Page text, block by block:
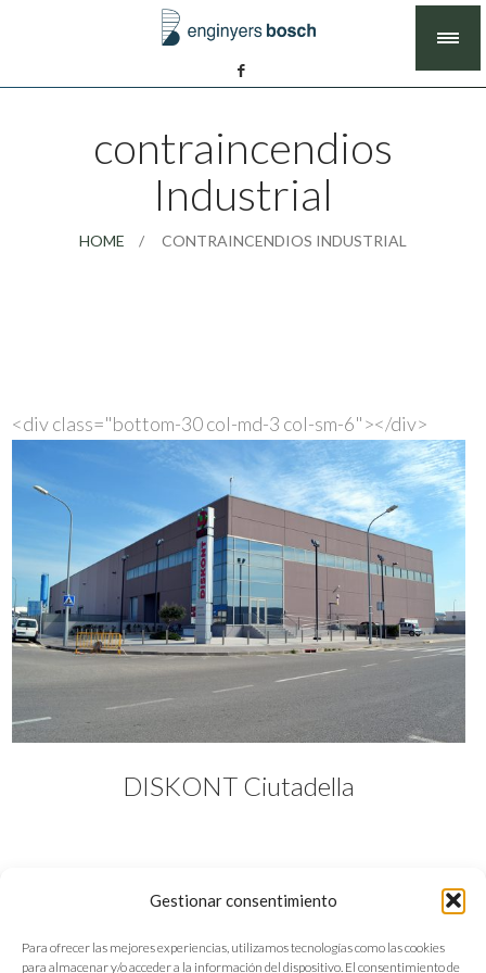
Gestionar consentimiento
Para ofrecer las mejores experiencias, utilizamos tecnologías como las cookies
para almacenar y/o acceder a la información del dispositivo. El consentimiento de
contraincendios
Industrial
HOME CONTRAINCENDIOS INDUSTRIAL
<div class="bottom-30 col-md-3 col-sm-6">
DISKONT Ciutadella
</div>